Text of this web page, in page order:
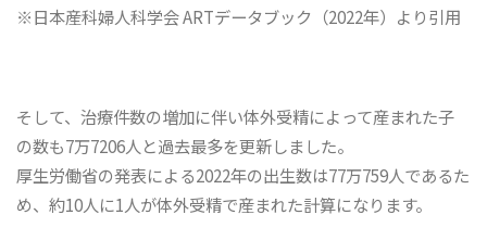
※日本産科婦人科学会 ARTデータブック（2022年）より引用
そして、治療件数の増加に伴い体外受精によって産まれた子
の数も7万7206人と過去最多を更新しました。
厚生労働省の発表による2022年の出生数は77万759人であるた
め、約10人に1人が体外受精で産まれた計算になります。